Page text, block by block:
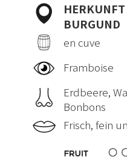
BURGUND
en cuve
Framboise
Erdbeere,
Bonbons
Frisch, fein